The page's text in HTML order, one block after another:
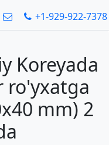
+1-929-922-7378
Koreyada
ro'yxatga
mm) 2